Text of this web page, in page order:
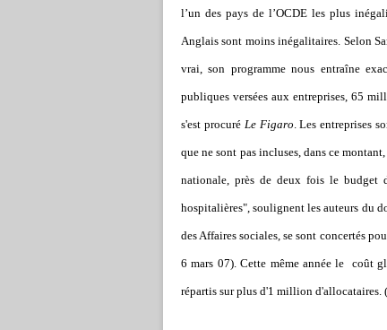
l’un des pays de l’OCDE les plus
Anglais sont moins inégalitaires. Selon
vrai, son programme nous entraîne
publiques versées aux entreprises, 65
s'est procuré Le Figaro.Les entreprises
que ne sont pas incluses, dans ce
nationale, près de deux fois le budget
hospitalières", soulignent les auteurs du
des Affaires sociales, se sont concertés
6 mars 07). Cette même année le coût
répartis sur plus d'1 million